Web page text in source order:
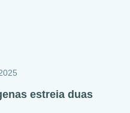
estreia duas